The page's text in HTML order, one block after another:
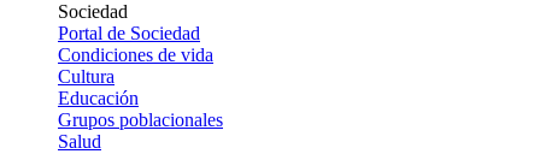
Sociedad
Portal de Sociedad
Condiciones de vida
Cultura
Educación
Grupos poblacionales
Salud